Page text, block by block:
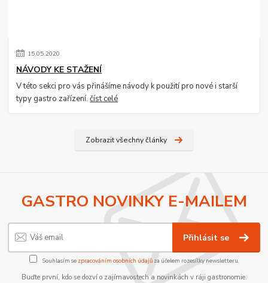
15.05.2020
NÁVODY KE STAŽENÍ
V této sekci pro vás přinášíme návody k použití pro nové i starší
typy gastro zařízení.číst celé
Zobrazit všechny články
GASTRO NOVINKY E-MAILEM
Přihlásit se
Souhlasím se zpracováním osobních údajůza účelem rozesílky newsletteru.
Buďte první, kdo se dozví o zajímavostech a novinkách v ráji gastronomie.